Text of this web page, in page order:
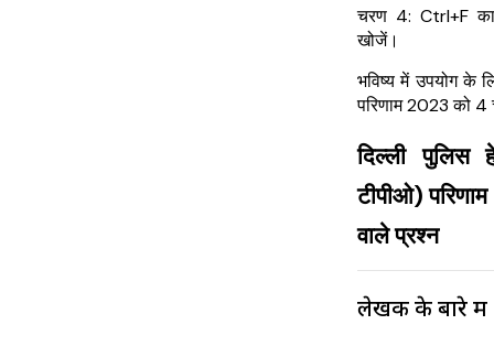
चरण 4: Ctrl+F
खोजें।
भविष्य में उपयोग के
परिणाम 2023 को
दिल्ली पुलिस
टीपीओ)
वाले प्रश्न
लेखक के बारे में